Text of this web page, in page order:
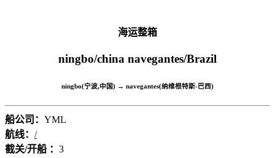
海运整箱
ningbo/china navegantes/Brazil
ningbo(宁波,中国) → navegantes(纳维根特斯-巴西)
船公司： YML
航线： /
截关/开船 ： 3